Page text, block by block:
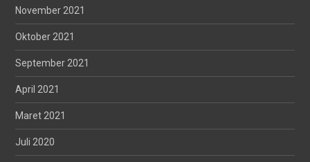
November 2021
Oktober 2021
September 2021
April 2021
Maret 2021
Juli 2020